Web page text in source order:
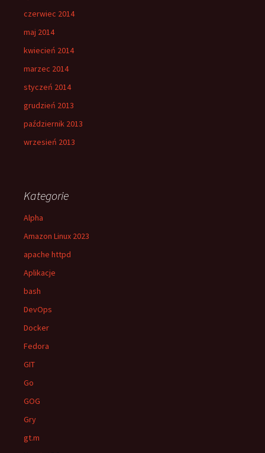
czerwiec 2014
maj 2014
kwiecień 2014
marzec 2014
styczeń 2014
grudzień 2013
październik 2013
wrzesień 2013
Kategorie
Alpha
Amazon Linux 2023
apache httpd
Aplikacje
bash
DevOps
Docker
Fedora
GIT
Go
GOG
Gry
gt.m